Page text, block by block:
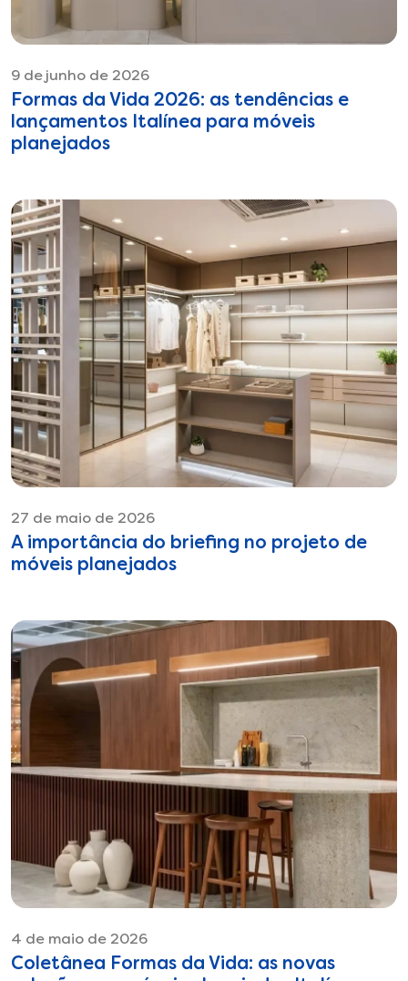
9 de junho de 2026
Formas da Vida 2026: as tendências e
lançamentos Italínea para móveis
planejados
27 de maio de 2026
A importância do briefing no projeto de
móveis planejados
4 de maio de 2026
Coletânea Formas da Vida: as novas